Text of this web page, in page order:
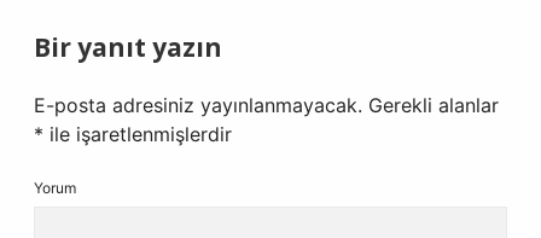
Bir yanıt yazın
E-posta adresiniz yayınlanmayacak. Gerekli alanlar
* ile işaretlenmişlerdir
Yorum